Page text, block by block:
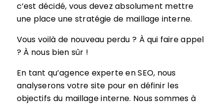
c’est décidé, vous devez absolument mettre
une place une stratégie de maillage interne.
Vous voilà de nouveau perdu ? À qui faire appel
? À nous bien sûr !
En tant qu’agence experte en SEO, nous
analyserons votre site pour en définir les
objectifs du maillage interne. Nous sommes à